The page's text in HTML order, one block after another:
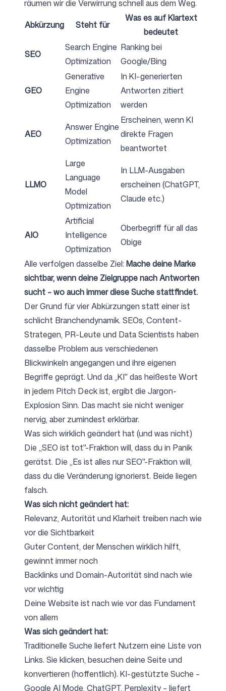
Anmelden Registrieren
Folgen Sie uns
räumen wir die Verwirrung schnell aus dem Weg.
Abkürzung
Steht für
Was es auf Klartext
bedeutet
SEO
Search Engine
Optimization
Ranking bei
Google/Bing
GEO
Generative
Engine
Optimization
In KI-generierten
Antworten zitiert
werden
AEO
Answer Engine
Optimization
Erscheinen, wenn KI
direkte Fragen
beantwortet
LLMO
Large
Language
Model
Optimization
In LLM-Ausgaben
erscheinen (ChatGPT,
Claude etc.)
AIO
Artificial
Intelligence
Optimization
Oberbegriff für all das
Obige
Alle verfolgen dasselbe Ziel: Mache deine Marke
sichtbar, wenn deine Zielgruppe nach Antworten
sucht – wo auch immer diese Suche stattfindet.
Der Grund für vier Abkürzungen statt einer ist
schlicht Branchendynamik. SEOs, Content-
Strategen, PR-Leute und Data Scientists haben
dasselbe Problem aus verschiedenen
Blickwinkeln angegangen und ihre eigenen
Begriffe geprägt. Und da „KI" das heißeste Wort
in jedem Pitch Deck ist, ergibt die Jargon-
Explosion Sinn. Das macht sie nicht weniger
nervig, aber zumindest erklärbar.
Was sich wirklich geändert hat (und was nicht)
Die „SEO ist tot"-Fraktion will, dass du in Panik
gerätst. Die „Es ist alles nur SEO"-Fraktion will,
dass du die Veränderung ignorierst. Beide liegen
falsch.
Was sich nicht geändert hat:
Relevanz, Autorität und Klarheit treiben nach wie
vor die Sichtbarkeit
Guter Content, der Menschen wirklich hilft,
gewinnt immer noch
Backlinks und Domain-Autorität sind nach wie
vor wichtig
Deine Website ist nach wie vor das Fundament
von allem
Was sich geändert hat:
Traditionelle Suche liefert Nutzern eine Liste von
Links. Sie klicken, besuchen deine Seite und
konvertieren (hoffentlich). KI-gestützte Suche –
Google AI Mode, ChatGPT, Perplexity – liefert